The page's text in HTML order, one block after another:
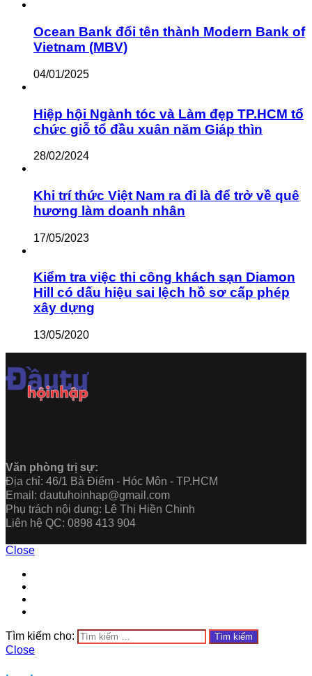
Ocean Bank đổi tên thành Modern Bank of
Vietnam (MBV)
04/01/2025
Hiệp hội Ngành tóc và Làm đẹp TP.HCM tổ
chức giỗ tổ đầu xuân năm Giáp thìn
28/02/2024
Khi trí thức Việt Nam ra đi là để trở về quê
hương làm doanh nhân
17/05/2023
Kiểm tra việc thi công khách sạn Diamon
Hill có dấu hiệu sai lệch hồ sơ cấp phép
xây dựng
13/05/2020
Văn phòng trị sự:
Địa chỉ: 46/1 Bà Điểm - Hóc Môn - TP.HCM
Email: dautuhoinhap@gmail.com
Phụ trách nội dung: Lê Thị Hiền Chinh
Liên hệ QC: 0898 413 904
Close
Tìm kiếm cho:
Close